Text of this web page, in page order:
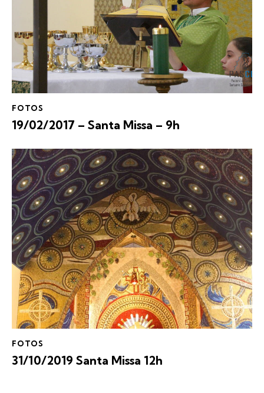
FOTOS
19/02/2017 – Santa Missa – 9h
FOTOS
31/10/2019 Santa Missa 12h